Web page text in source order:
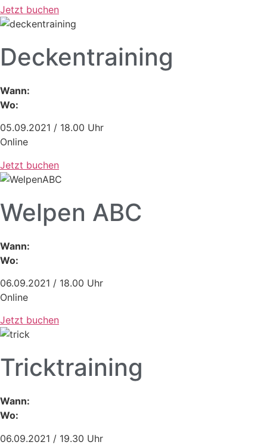
Jetzt buchen
Deckentraining
Wann:
Wo:
05.09.2021 / 18.00 Uhr
Online
Jetzt buchen
Welpen ABC
Wann:
Wo:
06.09.2021 / 18.00 Uhr
Online
Jetzt buchen
Tricktraining
Wann:
Wo:
06.09.2021 / 19.30 Uhr